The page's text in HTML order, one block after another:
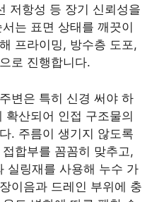
저항성 등 장기 신뢰성을
는 표면 상태를 깨끗이
프라이밍, 방수층 도포,
로 진행합니다.
변은 특히 신경 써야 하
확산되어 인접 구조물의
. 주름이 생기지 않도록
합부를 꼼꼼히 맞추고,
실링재를 사용해 누수 가
이음과 드레인 부위에 충